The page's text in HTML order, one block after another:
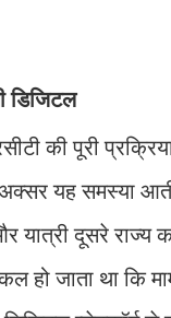
डिजिटल
की पूरी
यह समस्या
यात्री दूसरे राज्य
हो जाता था कि